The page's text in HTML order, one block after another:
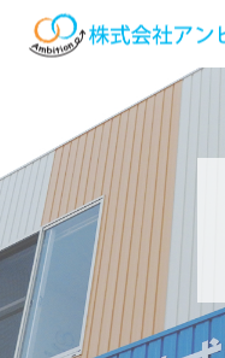
アンビションについて
サービス紹介
デイステーション